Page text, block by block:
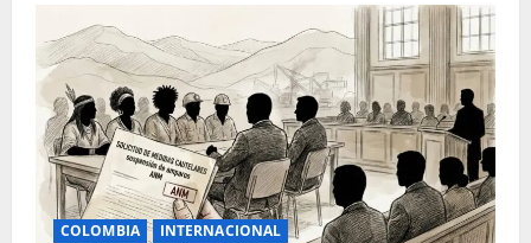
COLOMBIA INTERNACIONAL